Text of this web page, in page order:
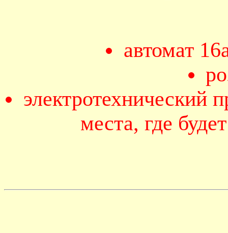
автомат
места, где